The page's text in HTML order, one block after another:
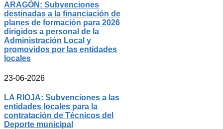
ARAGÓN: Subvenciones
destinadas a la financiación de
planes de formación para 2026
dirigidos a personal de la
Administración Local y
promovidos por las entidades
locales
23-06-2026
LA RIOJA: Subvenciones a las
entidades locales para la
contratación de Técnicos del
Deporte municipal